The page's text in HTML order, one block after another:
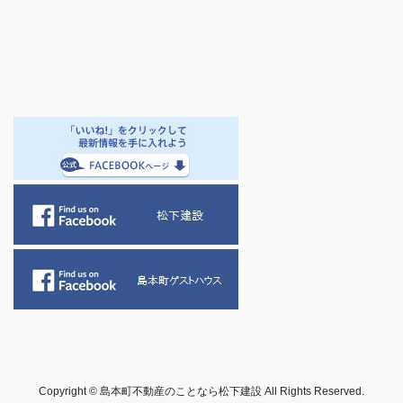
Copyright © 島本町不動産のことなら松下建設 All Rights Reserved.